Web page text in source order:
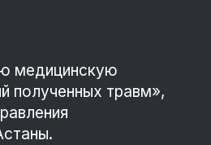
медицинскую
полученных травм»,